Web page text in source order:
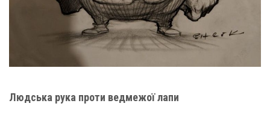
Людська рука проти ведмежої лапи